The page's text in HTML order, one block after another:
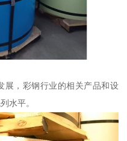
展，彩钢行业的相关产品和设
水平。